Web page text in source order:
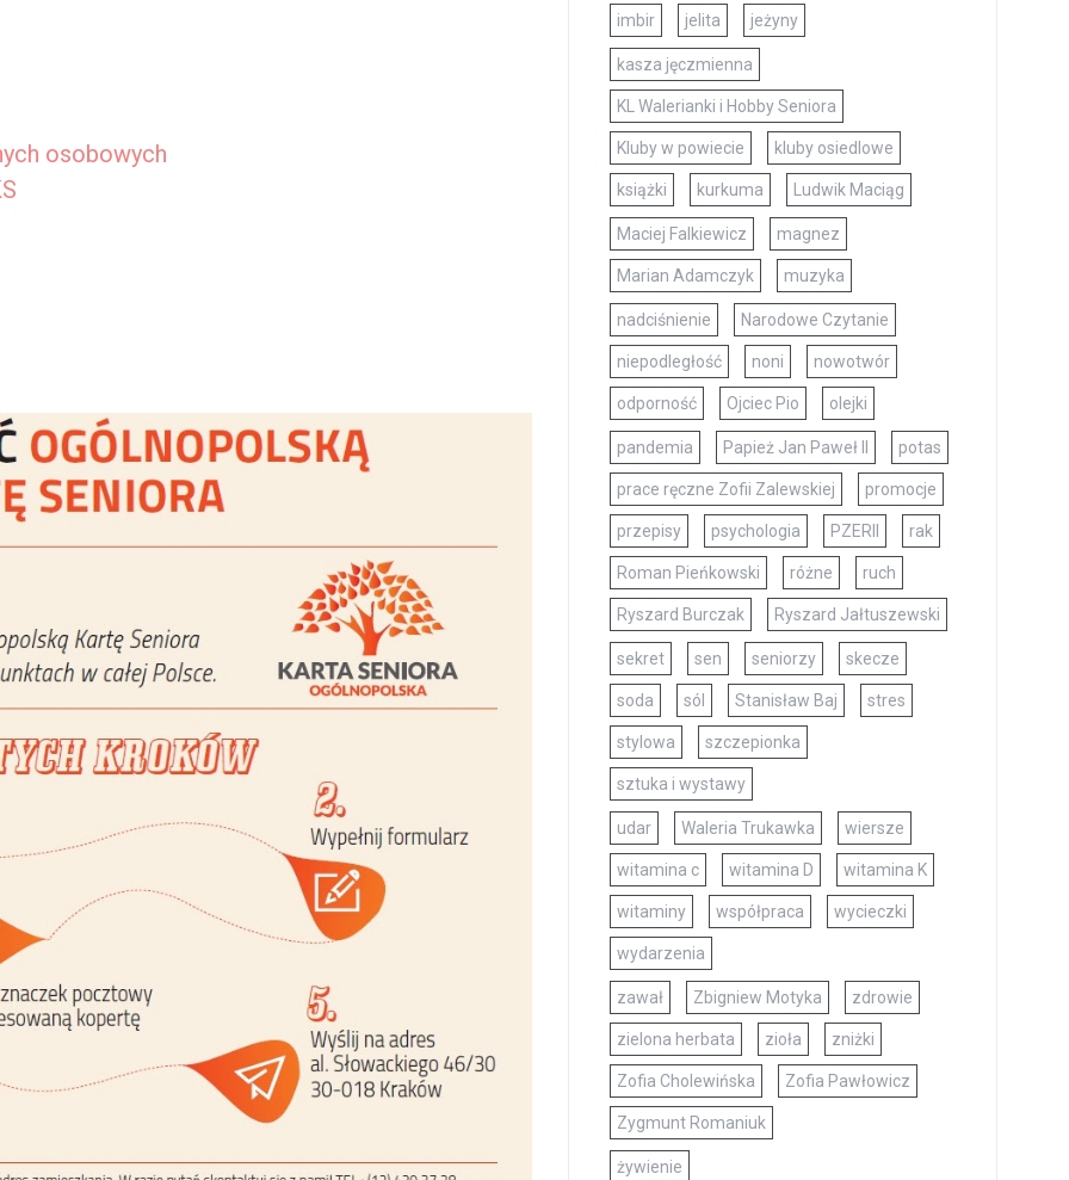
osobowych
imbir jelita jeżyny
kasza jęczmienna
KL Walerianki i Hobby Seniora
Kluby w powiecie kluby osiedlowe
książki kurkuma Ludwik Maciąg
Maciej Falkiewicz magnez
Marian Adamczyk muzyka
nadciśnienie Narodowe Czytanie
niepodległość noni nowotwór
odporność Ojciec Pio olejki
pandemia Papież Jan Paweł II potas
prace ręczne Zofii Zalewskiej promocje
przepisy psychologia PZERII rak
Roman Pieńkowski różne ruch
Ryszard Burczak Ryszard Jałtuszewski
sekret sen seniorzy skecze
soda sól Stanisław Baj stres
stylowa szczepionka
sztuka i wystawy
udar Waleria Trukawka wiersze
witamina c witamina D witamina K
witaminy współpraca wycieczki
wydarzenia
zawał Zbigniew Motyka zdrowie
zielona herbata zioła zniżki
Zofia Cholewińska Zofia Pawłowicz
Zygmunt Romaniuk
żywienie